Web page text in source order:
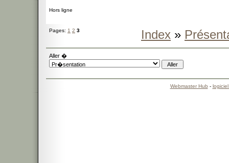
Hors ligne
Pages: 1 2 3 Index »
Aller �
Webmaster Hub -